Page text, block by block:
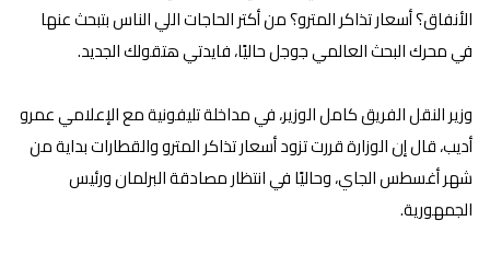
الأنفاق؟ أسعار تذاكر المترو؟ من أكتر الحاجات اللي الناس بتبحث عنها
في محرك البحث العالمي جوجل حاليًا، فايدتي هتقولك الجديد.
وزير النقل الفريق كامل الوزير، في مداخلة تليفونية مع الإعلامي عمرو
أديب، قال إن الوزارة قررت تزود أسعار تذاكر المترو والقطارات بداية من
شهر أغسطس الجاي، وحاليًا في انتظار مصادقة البرلمان ورئيس
الجمهورية.